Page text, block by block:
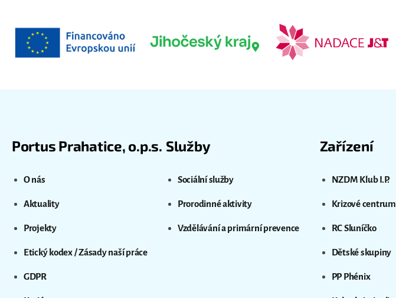
Portus Prahatice, o.p.s.
O nás
Aktuality
Projekty
Etický kodex / Zásady naší práce
GDPR
Služby
Sociální služby
Prorodinné aktivity
Vzdělávání a primární prevence
Zařízení
NZDM Klub I.P.
Krizové centrum
RC Sluníčko
Dětské skupiny
PP Phénix